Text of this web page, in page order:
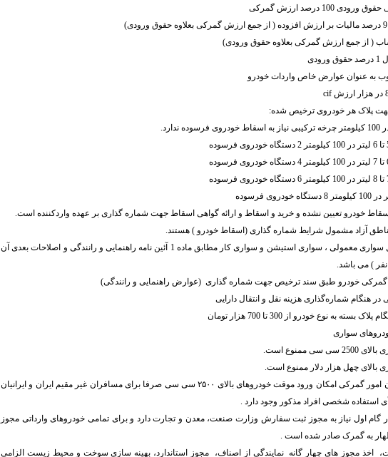
( از جمع ارزش گمرکی بعلاوه حقوق ورودی)
پلاک هر خودروی ترخیص شده:
خودرو تعیین نشده و خرید و اسقاط و ارائه گواهی اسقاط جهت شماره گذاری بر عهده واردکننده است.
آزاد مشمول شرایط شماره گذاری (اسقاط خودرو ) هستند.
منظور از سواری شامل سواری معمولی ، سواری استیشن و سواری کار مطابق ماده 1 آئین نامه راهنمایی و رانندگی و اصلاحات بعدی آن
هنگام شماره‌گذاری هزینه نقل و انتقال دارایی
به نوع خودرو از 300 تا 700 هزار تومان
سواری
ممنوع است.
بالای چهل هزار دلار ممنوع است.
بر اساس ماده ۷۸ قانون امور گمرکی امکان ورود موقت خودروهای بالای ۲۵۰۰ سی سی صرفا برای مسافران غیر مقیم ایران و ایرانیان
استفاده شخصی افراد مذکور وجود دارد .
گام اول نیاز به مجوز ثبت سفارش وزارت صنعت، معدن و تجارت دارد و برای تمامی خودروهای وارداتی مجوز
به گمرک صادر شده است .
اخذ مجوز های چهار گانه نمایندگی از اصناف، مجوز استاندارد، بهینه سازی سوخت و محیط زیست الزامی